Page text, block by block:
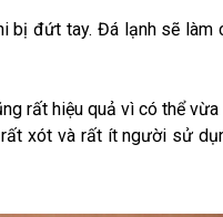
bị đứt tay. Đá lạnh sẽ làm
rất hiệu quả vì có thể
xót và rất ít người sử